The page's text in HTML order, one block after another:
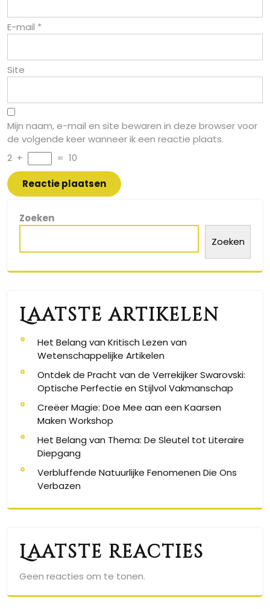
E-mail *
Site
Mijn naam, e-mail en site bewaren in deze browser voor
de volgende keer wanneer ik een reactie plaats.
2 + = 10
Zoeken
Zoeken
Laatste artikelen
Het Belang van Kritisch Lezen van
Wetenschappelijke Artikelen
Ontdek de Pracht van de Verrekijker Swarovski:
Optische Perfectie en Stijlvol Vakmanschap
Creëer Magie: Doe Mee aan een Kaarsen
Maken Workshop
Het Belang van Thema: De Sleutel tot Literaire
Diepgang
Verbluffende Natuurlijke Fenomenen Die Ons
Verbazen
Laatste reacties
Geen reacties om te tonen.